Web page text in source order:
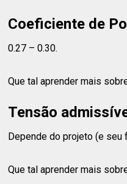
Coeficiente de
0.27 – 0.30.
Que tal aprender mais
Tensão
Depende do projeto (e seu
Que tal aprender mais